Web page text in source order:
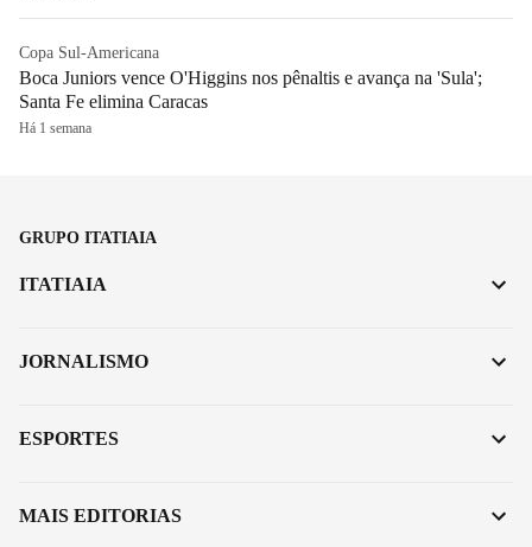
Copa Sul-Americana
Boca Juniors vence O'Higgins nos pênaltis e avança na 'Sula';
Santa Fe elimina Caracas
Há 1 semana
GRUPO ITATIAIA
ITATIAIA
JORNALISMO
ESPORTES
MAIS EDITORIAS